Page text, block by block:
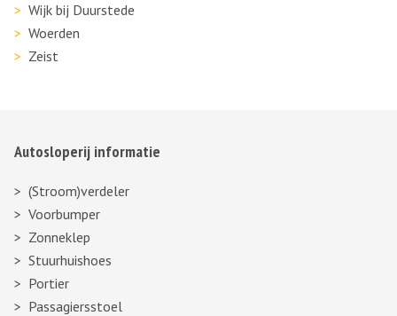
Wijk bij Duurstede
Woerden
Zeist
Autosloperij informatie
(Stroom)verdeler
Voorbumper
Zonneklep
Stuurhuishoes
Portier
Passagiersstoel